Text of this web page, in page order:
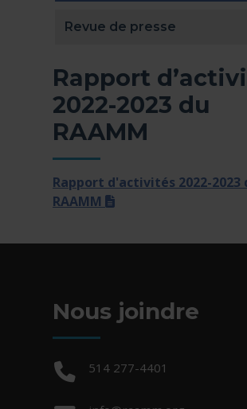
Revue de presse
Rapport
2022-2023 du
RAAMM
Rapport d'activités 2022-2023
RAAMM
(pdf)
Nous joindre
Téléphone :
514 277-4401